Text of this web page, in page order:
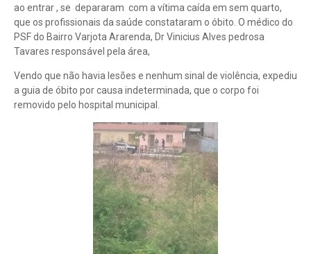
ao entrar , se depararam com a vítima caída em sem quarto,
que os profissionais da saúde constataram o óbito. O médico do
PSF do Bairro Varjota Ararenda, Dr Vinicius Alves pedrosa
Tavares responsável pela área,
Vendo que não havia lesões e nenhum sinal de violência, expediu
a guia de óbito por causa indeterminada, que o corpo foi
removido pelo hospital municipal.